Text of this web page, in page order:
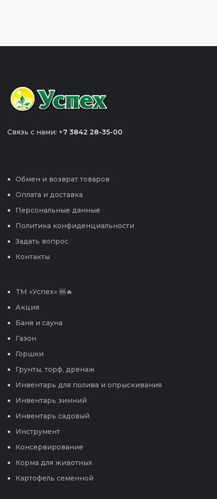
Связь с нами: +7 3842 28-35-00
Обмен и возврат товаров
Оплата и доставка
Персональные данные
Политика конфиденциальности
Задать вопрос
Контакты
TM «Успех» 🆕🔥
Акция
Баня и сауна
Газон
Горшки
Грунты, торф, дренаж
Инвентарь для полива и опрыскивания
Инвентарь зимний
Инвентарь садовый
Инструмент
Консервирование
Корма для животных
Картофель семенной